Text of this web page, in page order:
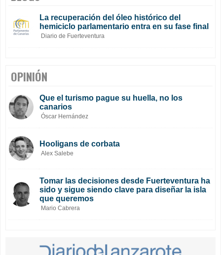
La recuperación del óleo histórico del
hemiciclo parlamentario entra en su fase final
Diario de Fuerteventura
OPINIÓN
Que el turismo pague su huella, no los
canarios
Óscar Hernández
Hooligans de corbata
Alex Salebe
Tomar las decisiones desde Fuerteventura ha
sido y sigue siendo clave para diseñar la isla
que queremos
Mario Cabrera